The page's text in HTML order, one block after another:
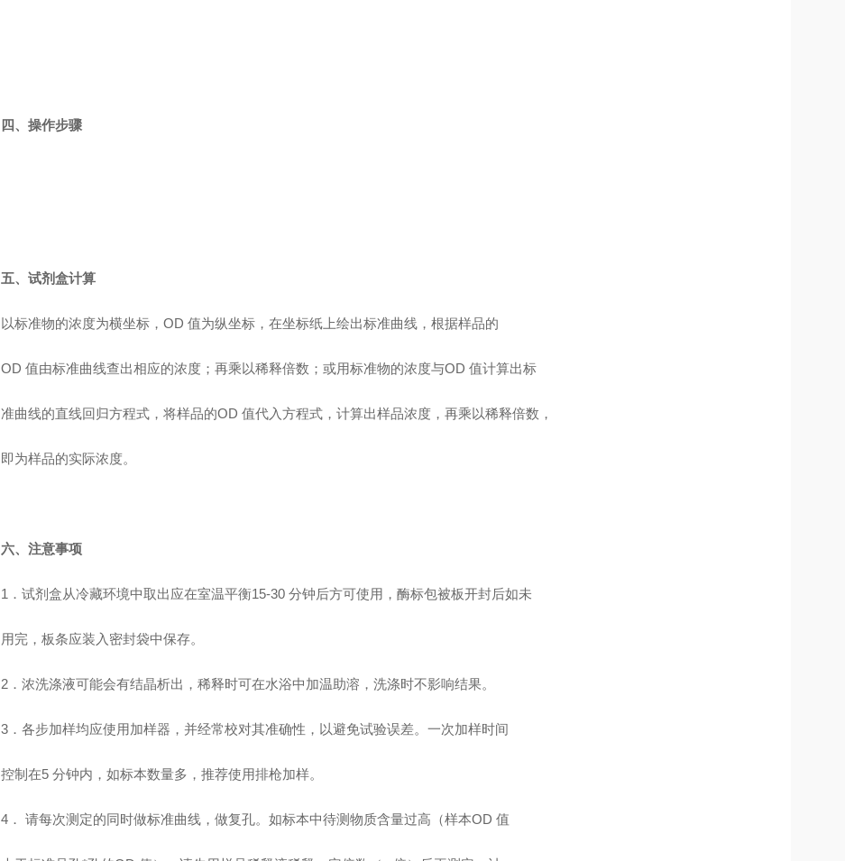
四、操作步骤
五、试剂盒计算
以标准物的浓度为横坐标，OD 值为纵坐标，在坐标纸上绘出标准曲线，根据样品的
OD 值由标准曲线查出相应的浓度；再乘以稀释倍数；或用标准物的浓度与OD 值计算出标
准曲线的直线回归方程式，将样品的OD 值代入方程式，计算出样品浓度，再乘以稀释倍数，
即为样品的实际浓度。
六、注意事项
1 ．试剂盒从冷藏环境中取出应在室温平衡15-30 分钟后方可使用，酶标包被板开封后如未
用完，板条应装入密封袋中保存。
2．浓洗涤液可能会有结晶析出，稀释时可在水浴中加温助溶，洗涤时不影响结果。
3．各步加样均应使用加样器，并经常校对其准确性，以避免试验误差。一次加样时间
控制在5 分钟内，如标本数量多，推荐使用排枪加样。
4． 请每次测定的同时做标准曲线，做复孔。如标本中待测物质含量过高（样本OD 值